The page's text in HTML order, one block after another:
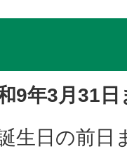
9年3月31日
生日の前日